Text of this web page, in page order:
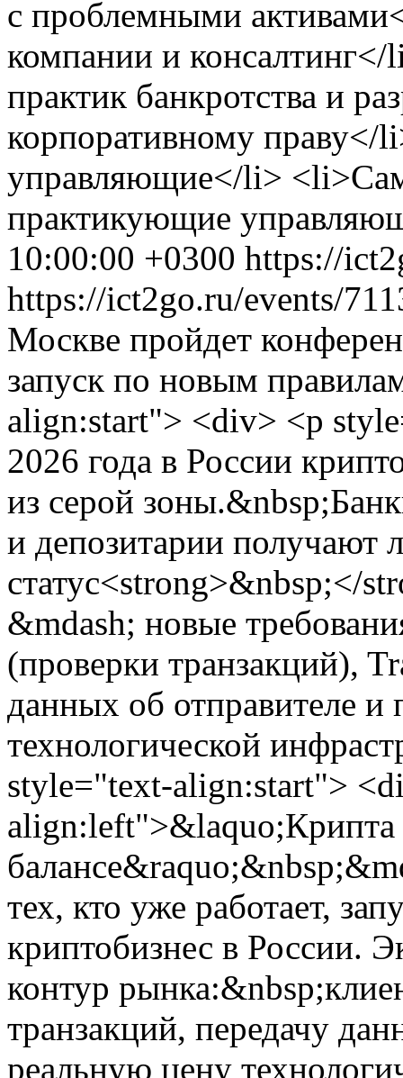
с проблемными
компании и
практик банкротства и
корпоративному
управляющие</li>
практикующие
10:00:00 +0300 https://
https://ict2go.ru/events/
Москве пройдет
запуск по новым
align:start"> <div> <p
2026 года в России
из серой
и депозитарии получают
статус<strong>&nbsp;</
&mdash; новые
(проверки транзакций),
данных об отправителе и
технологической
style="text-align:start">
align:left">&laquo;Крипта
тех, кто уже работает,
криптобизнес в России.
контур
транзакций, передачу
реальную цену